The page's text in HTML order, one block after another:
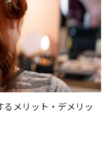
メリット・デメリッ